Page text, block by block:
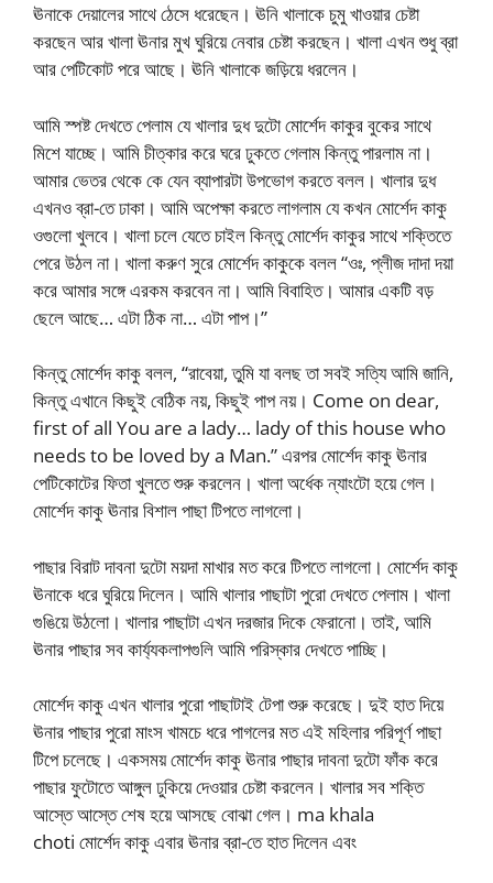
ঊনাকে দেয়ালের সাথে ঠেসে ধরেছেন। ঊনি খালাকে চুমু খাওয়ার চেষ্টা
করছেন আর খালা ঊনার মুখ ঘুরিয়ে নেবার চেষ্টা করছেন। খালা এখন শুধু ব্রা
আর পেটিকোট পরে আছে। ঊনি খালাকে জড়িয়ে ধরলেন।
আমি স্পষ্ট দেখতে পেলাম যে খালার দুধ দুটো মোর্শেদ কাকুর বুকের সাথে
মিশে যাচ্ছে। আমি চীত্কার করে ঘরে ঢুকতে গেলাম কিন্তু পারলাম না।
আমার ভেতর থেকে কে যেন ব্যাপারটা উপভোগ করতে বলল। খালার দুধ
এখনও ব্রা-তে ঢাকা। আমি অপেক্ষা করতে লাগলাম যে কখন মোর্শেদ কাকু
ওগুলো খুলবে। খালা চলে যেতে চাইল কিন্তু মোর্শেদ কাকুর সাথে শক্তিতে
পেরে উঠল না। খালা করুণ সুরে মোর্শেদ কাকুকে বলল “ওঃ, প্লীজ দাদা দয়া
করে আমার সঙ্গে এরকম করবেন না। আমি বিবাহিত। আমার একটি বড়
ছেলে আছে… এটা ঠিক না… এটা পাপ।”
কিন্তু মোর্শেদ কাকু বলল, “রাবেয়া, তুমি যা বলছ তা সবই সত্যি আমি জানি,
কিন্তু এখানে কিছুই বেঠিক নয়, কিছুই পাপ নয়। Come on dear,
first of all You are a lady… lady of this house who
needs to be loved by a Man.” এরপর মোর্শেদ কাকু ঊনার
পেটিকোটের ফিতা খুলতে শুরু করলেন। খালা অর্ধেক ন্যাংটো হয়ে গেল।
মোর্শেদ কাকু ঊনার বিশাল পাছা টিপতে লাগলো।
পাছার বিরাট দাবনা দুটো ময়দা মাখার মত করে টিপতে লাগলো। মোর্শেদ কাকু
ঊনাকে ধরে ঘুরিয়ে দিলেন। আমি খালার পাছাটা পুরো দেখতে পেলাম। খালা
গুঙিয়ে উঠলো। খালার পাছাটা এখন দরজার দিকে ফেরানো। তাই, আমি
ঊনার পাছার সব কার্য্যকলাপগুলি আমি পরিস্কার দেখতে পাচ্ছি।
মোর্শেদ কাকু এখন খালার পুরো পাছাটাই টেপা শুরু করেছে। দুই হাত দিয়ে
ঊনার পাছার পুরো মাংস খামচে ধরে পাগলের মত এই মহিলার পরিপূর্ণ পাছা
টিপে চলেছে। একসময় মোর্শেদ কাকু ঊনার পাছার দাবনা দুটো ফাঁক করে
পাছার ফুটোতে আঙ্গুল ঢুকিয়ে দেওয়ার চেষ্টা করলেন। খালার সব শক্তি
আস্তে আস্তে শেষ হয়ে আসছে বোঝা গেল। ma khala
choti মোর্শেদ কাকু এবার ঊনার ব্রা-তে হাত দিলেন এবং